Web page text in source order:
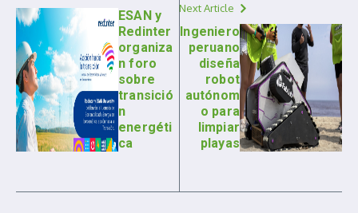
ESAN y
Redinter
organiza
n foro
sobre
transició
n
energéti
ca
Next Article
Ingeniero
peruano
diseña
robot
autónom
o para
limpiar
playas